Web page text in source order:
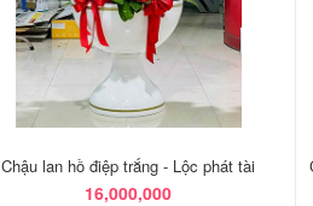
Chậu lan hồ điệp trắng - Lộc phát tài
16,000,000